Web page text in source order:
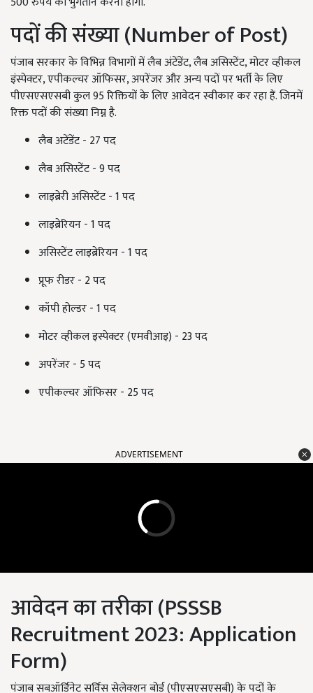
पदों की संख्या (Number of Post)
पंजाब सरकार के विभिन्न विभागों में लैब अंटेंडेंट,लैब असिस्टेंट,मोटर व्हीकल
इंस्पेक्टर,एपीकल्चर ऑफिसर,अपरेंजर और अन्य पदों पर भर्ती के लिए
पीएसएसएसबी कुल95रिक्तियों के लिए आवेदन स्वीकार कर रहा हैं. जिनमें
रिक्त पदों की संख्या निम्न है.
लैब अटेंडेंट - 27पद
लैब असिस्टेंट -9पद
लाइब्रेरी असिस्टेंट -1पद
लाइब्रेरियन -1पद
असिस्टेंट लाइब्रेरियन -1पद
प्रूफ रीडर - 2पद
कॉपी होल्डर -1पद
मोटर व्हीकल इस्पेक्टर (एमवीआइ) - 23पद
अपरेंजर - 5पद
एपीकल्चर ऑफिसर - 25पद
ADVERTISEMENT
आवेदन का तरीका (PSSSB
Recruitment 2023:Application
Form)
पंजाब सबऑर्डिनेट सर्विस सेलेक्शन बोर्ड (पीएसएसएसबी) के पदों के